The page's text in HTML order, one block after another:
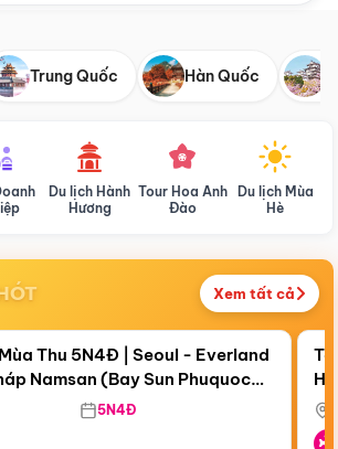
Trung Quốc Hàn Quốc
Du lịch Hành
Hương
Tour Hoa Anh
Đào
Du lịch Mùa
Hè
Xem tất cả
Airways
Điểm nổi bật
Thu 5N4Đ | Seoul - Everland
Namsan (Bay Sun Phuquoc
5N4Đ